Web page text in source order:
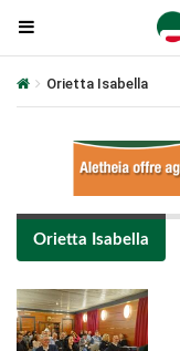
Orietta Isabella
Orietta Isabella